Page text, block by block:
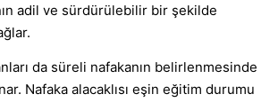
adil ve sürdürülebilir bir şekilde
da süreli nafakanın belirlenmesinde
Nafaka alacaklısı eşin eğitim durumu